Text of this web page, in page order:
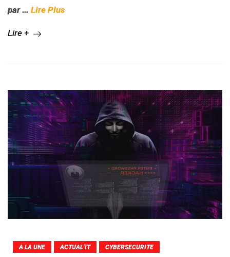
par… Lire Plus
Lire +
A LA UNE ACTUAL’IT CYBERSECURITE